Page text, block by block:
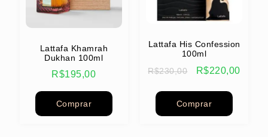
Lattafa Khamrah
Dukhan 100ml
R$195,00
Comprar
Lattafa His Confession
100ml
R$230,00 R$220,00
Comprar